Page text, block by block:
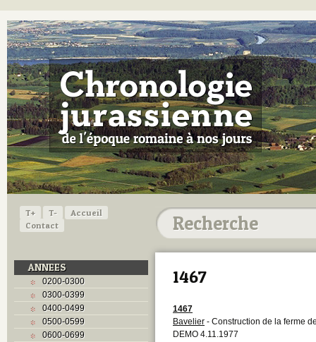
T+ T-
Accueil
Contact
ANNEES
0200-0300
0300-0399
0400-0499
0500-0599
0600-0699
1467
1467
Bavelier - Construction de la ferme
DEMO 4.11.1977